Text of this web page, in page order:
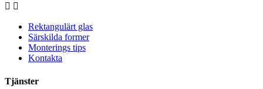
 
Rektangulärt glas
Särskilda former
Monterings tips
Kontakta
Tjänster